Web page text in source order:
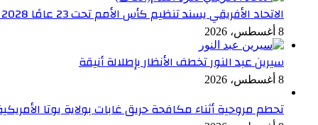
الاتحاد الأفريقي يسند تنظيم كأس الأمم تحت 23 عامًا 2028 إلى مصر
8 أغسطس، 2026
سيرين عبد النور تخطف الأنظار بإطلالة أنيقة
8 أغسطس، 2026
تحطم مروحية أثناء مكافحة حريق غابات بولاية يوتا